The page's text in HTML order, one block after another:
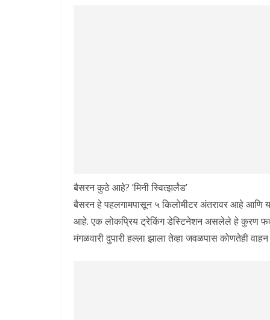
बैसरन कुठे आहे? ‘मिनी स्वित्झर्लंड’
बैसरन हे पहलगामपासून ५ किलोमीटर अंतरावर आहे आणि
आहे. एक लोकप्रिय ट्रेकिंग डेस्टिनेशन असलेले हे कुरण फक्त
मंगळवारी दुपारी हल्ला झाला तेव्हा जवळपास कोणतेही